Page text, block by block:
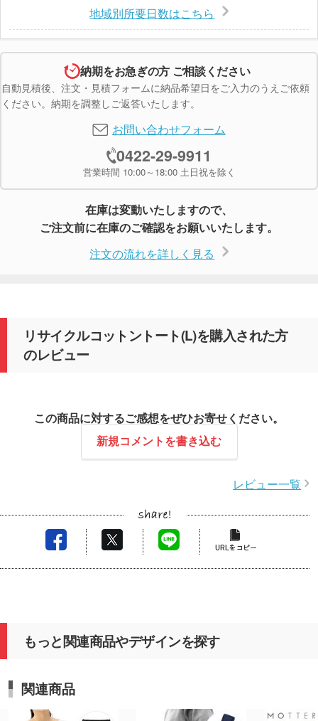
地域別所要日数はこちら
納期をお急ぎの方 ご相談ください
自動見積後、注文・見積フォームに納品希望日をご入力のうえご依頼
ください。納期を調整しご返答いたします。
お問い合わせフォーム
0422-29-9911
営業時間 10:00～18:00 土日祝を除く
在庫は変動いたしますので、
ご注文前に在庫のご確認をお願いいたします。
注文の流れを詳しく見る
リサイクルコットントート(L)を購入された方
のレビュー
この商品に対するご感想をぜひお寄せください。
新規コメントを書き込む
レビュー一覧
もっと関連商品やデザインを探す
関連商品